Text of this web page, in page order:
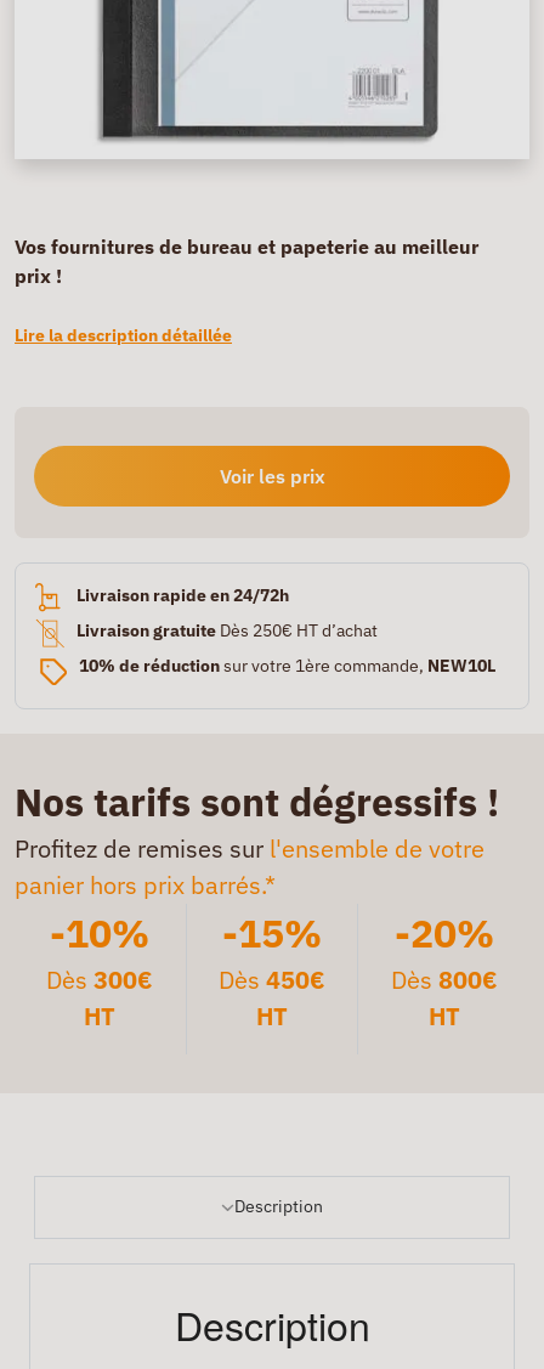
Vos fournitures de bureau et papeterie au meilleur
prix !
Lire la description détaillée
Voir les prix
Livraison rapide en 24/72h
Livraison gratuite Dès 250€ HT d’achat
10% de réductionsur votre 1ère commande, NEW10L
Nos tarifs sont dégressifs !
Profitez de remises sur l'ensemble de votre
panier hors prix barrés.*
-10%
Dès300€
HT
-15%
Dès 450€
HT
-20%
Dès 800€
HT
Description
Description